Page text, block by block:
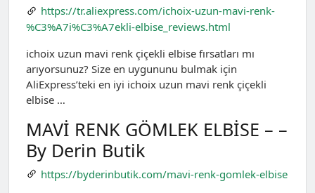
https://tr.aliexpress.com/ichoix-uzun-mavi-renk-
%C3%A7i%C3%A7ekli-elbise_reviews.html
ichoix uzun mavi renk çiçekli elbise fırsatları mı
arıyorsunuz? Size en uygununu bulmak için
AliExpress’teki en iyi ichoix uzun mavi renk çiçekli
elbise …
MAVİ RENK GÖMLEK ELBİSE – –
By Derin Butik
https://byderinbutik.com/mavi-renk-gomlek-elbise